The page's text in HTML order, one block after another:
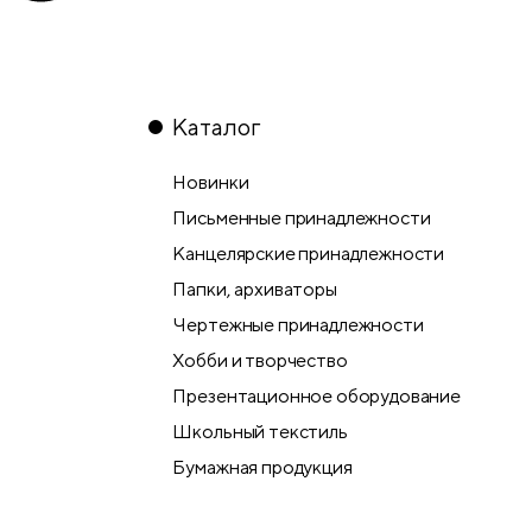
Каталог
Новинки
Письменные принадлежности
Канцелярские принадлежности
Папки, архиваторы
Чертежные принадлежности
Хобби и творчество
Презентационное оборудование
Школьный текстиль
Бумажная продукция